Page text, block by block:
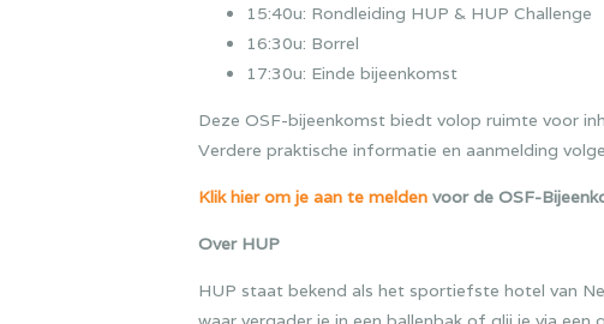
15:40u: Rondleiding HUP & HUP Challenge
16:30u: Borrel
17:30u: Einde bijeenkomst
Deze OSF-bijeenkomst biedt volop ruimte voor
Verdere praktische informatie en aanmelding
Klik hier om je aan te meldenvoor de OSF-
Over HUP
HUP staat bekend als het sportiefste hotel van